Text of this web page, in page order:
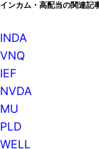
インカム・高配当の関連記
INDA
VNQ
IEF
NVDA
MU
PLD
WELL